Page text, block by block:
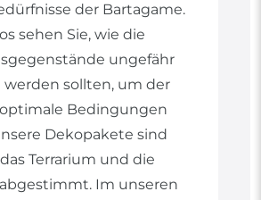
der Bartagame.
sehen Sie, wie die
ungefähr
sollten, um der
Bedingungen
Dekopakete sind
Terrarium und die
Im unseren